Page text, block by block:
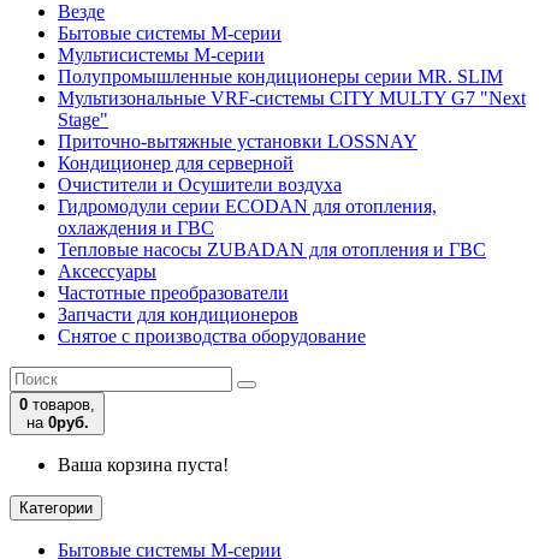
Везде
Бытовые системы M-серии
Мультисистемы M-серии
Полупромышленные кондиционеры серии MR. SLIM
Мультизональные VRF-системы CITY MULTY G7 "Next
Stage"
Приточно-вытяжные установки LOSSNAY
Кондиционер для серверной
Очистители и Осушители воздуха
Гидромодули серии ECODAN для отопления,
охлаждения и ГВС
Тепловые насосы ZUBADAN для отопления и ГВС
Аксесcуары
Частотные преобразователи
Запчасти для кондиционеров
Снятое с производства оборудование
0 товаров,
на 0руб.
Ваша корзина пуста!
Категории
Бытовые системы M-серии